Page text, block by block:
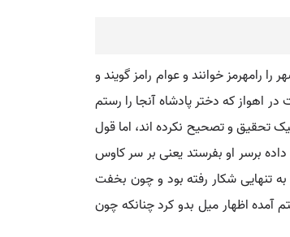
خوانند و عوام رامز گویند و
که دختر پادشاه آنجا را رستم
تحقیق و تصحیح نکرده اند، اما قول
برسر او بفرستد یعنی بر سر کاوس
تنهایی شکار رفته بود و چون بخفت
اظهار میل بدو کرد چنانکه چون